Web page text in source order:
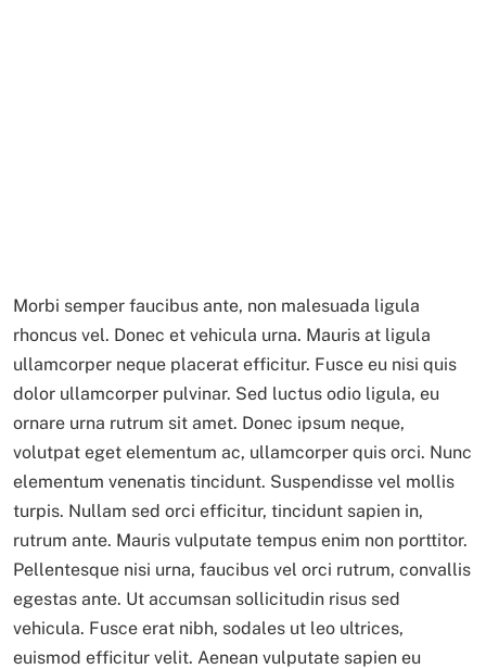
Morbi semper faucibus ante, non malesuada ligula
rhoncus vel. Donec et vehicula urna. Mauris at ligula
ullamcorper neque placerat efficitur. Fusce eu nisi quis
dolor ullamcorper pulvinar. Sed luctus odio ligula, eu
ornare urna rutrum sit amet. Donec ipsum neque,
volutpat eget elementum ac, ullamcorper quis orci. Nunc
elementum venenatis tincidunt. Suspendisse vel mollis
turpis. Nullam sed orci efficitur, tincidunt sapien in,
rutrum ante. Mauris vulputate tempus enim non porttitor.
Pellentesque nisi urna, faucibus vel orci rutrum, convallis
egestas ante. Ut accumsan sollicitudin risus sed
vehicula. Fusce erat nibh, sodales ut leo ultrices,
euismod efficitur velit. Aenean vulputate sapien eu